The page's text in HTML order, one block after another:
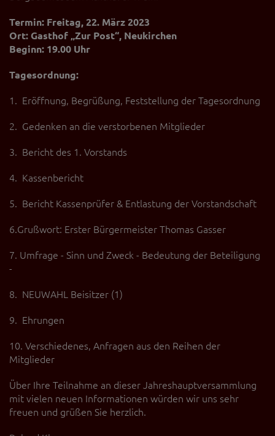
Diese Website nutzt Matomo Analytics für die Auswertung der
ausschließlich auf unseren eigenen Servern gespeichert. Eine
Übertragung an Dritte erfolgt nicht. Wir verwenden die Funktion
AnonymizeIP zur Anonymisierung Ihrer IP-Adresse, so dass diese gekürzt
werden kann.
Wir nutzen YouTube im erweiterten Datenschutzmodus. Dieser Modus
bewirkt laut YouTube, dass YouTube keine Informationen über die
ansehen.
Eingebundene Inhalte
eingebunden. Das können Kartendienste wie z.B. Google Maps sein
Termin: Freitag, 22. März 2023
Ort: Gasthof „Zur Post“, Neukirchen
Beginn: 19.00 Uhr
Tagesordnung:
1. Eröffnung, Begrüßung, Feststellung der Tagesordnung
2. Gedenken an die verstorbenen Mitglieder
3. Bericht des 1. Vorstands
4. Kassenbericht
5. Bericht Kassenprüfer & Entlastung der Vorstandschaft
6.Grußwort: Erster Bürgermeister Thomas Gasser
7. Umfrage - Sinn und Zweck - Bedeutung der Beteiligung
-
8. NEUWAHL Beisitzer (1)
9. Ehrungen
10. Verschiedenes, Anfragen aus den Reihen der
Mitglieder
Über Ihre Teilnahme an dieser Jahreshauptversammlung
mit vielen neuen Informationen würden wir uns sehr
freuen und grüßen Sie herzlich.